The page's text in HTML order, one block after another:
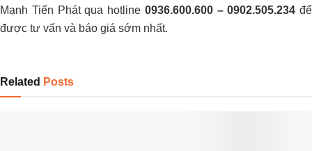
Mạnh Tiến Phát qua hotline 0936.600.600 – 0902.505.234 để
được tư vấn và báo giá sớm nhất.
Related Posts